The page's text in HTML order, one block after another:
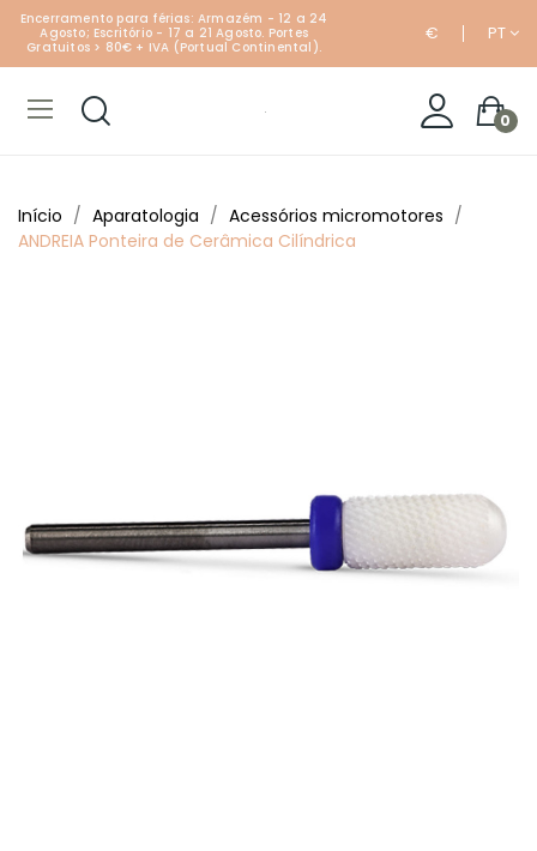
Encerramento para férias: Armazém - 12 a 24
Agosto; Escritório - 17 a 21 Agosto. Portes
Gratuitos > 80€ + IVA (Portual Continental).
€ PT
0
Início Aparatologia
Acessórios micromotores
ANDREIA Ponteira de Cerâmica Cilíndrica